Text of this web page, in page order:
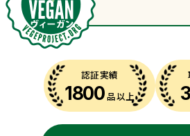
認証実績
1800品以上